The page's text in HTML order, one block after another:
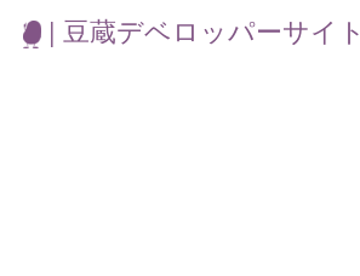
| 豆蔵デベロッパーサイト